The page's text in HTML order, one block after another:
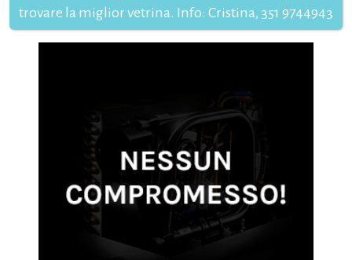
trovare la miglior vetrina. Info: Cristina, 351 9744943